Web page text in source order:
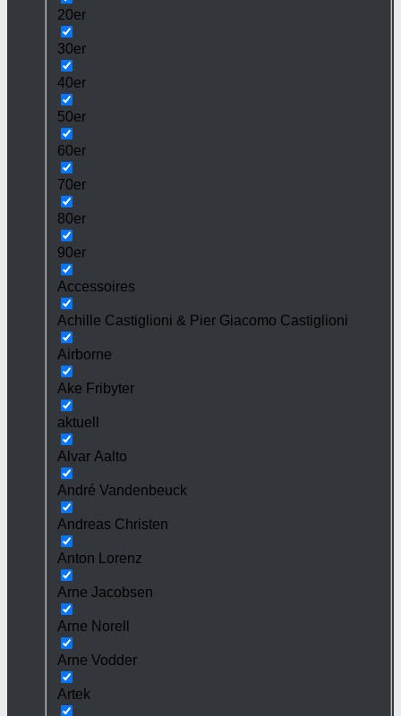
20er
30er
40er
50er
60er
70er
80er
90er
Accessoires
Achille Castiglioni & Pier Giacomo Castiglioni
Airborne
Ake Fribyter
aktuell
Alvar Aalto
André Vandenbeuck
Andreas Christen
Anton Lorenz
Arne Jacobsen
Arne Norell
Arne Vodder
Artek